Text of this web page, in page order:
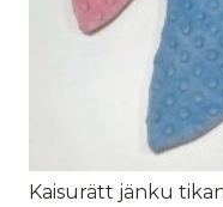
Kaisurätt jänku